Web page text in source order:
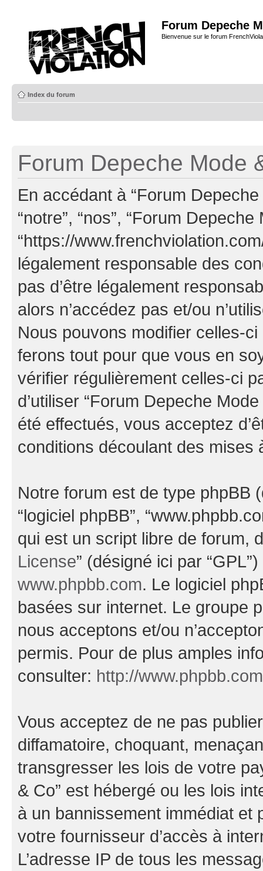
Forum Depeche
Bienvenue sur le forum
Index du forum
Forum Depeche Mode
En accédant à “Forum
“notre”, “nos”, “Forum Depeche
“https://
légalement responsable des
pas d’être légalement
alors n’accédez pas et/ou
Nous pouvons modifier celles-
ferons tout pour que vous en
vérifier régulièrement celles-ci
d’utiliser “Forum Depeche
été effectués, vous acceptez
conditions découlant des mises
Notre forum est de type phpBB
“logiciel phpBB”,
qui est un script libre de forum,
License” (désigné ici par
www.phpbb.com. Le logiciel
basées sur internet. Le groupe
nous acceptons et/ou
permis. Pour de plus amples
consulter: http://
Vous acceptez de ne pas
diffamatoire, choquant,
transgresser les lois de votre
& Co” est hébergé ou les lois
à un bannissement immédiat et
votre fournisseur d’accès à
L’adresse IP de tous les